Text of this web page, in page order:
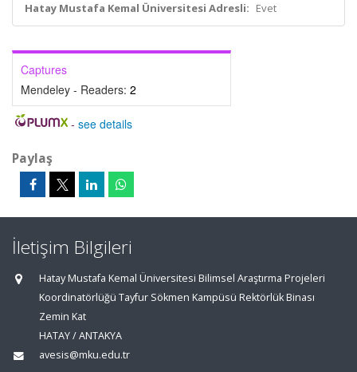
Hatay Mustafa Kemal Üniversitesi Adresli: Evet
Captures
Mendeley - Readers: 2
- see details
Paylaş
İletişim Bilgileri
Hatay Mustafa Kemal Üniversitesi Bilimsel Araştırma Projeleri
Koordinatörlüğü Tayfur Sökmen Kampüsü Rektörlük Binası
Zemin Kat
HATAY / ANTAKYA
avesis@mku.edu.tr